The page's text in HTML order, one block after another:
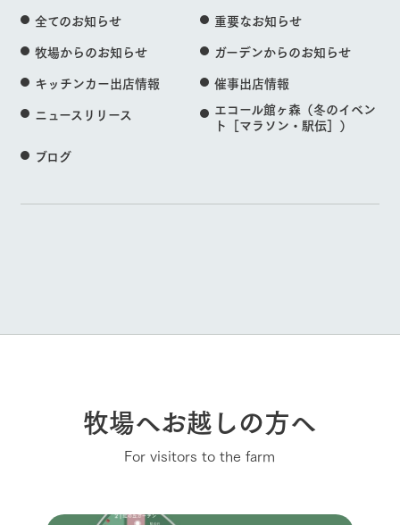
全てのお知らせ
重要なお知らせ
牧場からのお知らせ
ガーデンからのお知らせ
キッチンカー出店情報
催事出店情報
ニュースリリース
エコール館ヶ森（冬のイベン
ト［マラソン・駅伝］）
ブログ
牧場へお越しの方へ
For visitors to the farm